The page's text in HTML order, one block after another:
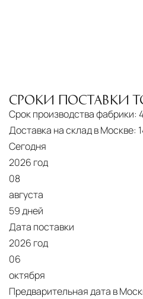
Условия доставки по
Для клиентов Москвы и
следующие услуги:
Доставка до адреса
товара от нашего
Профессиональная
квалифицированные
осуществляют
специального
Подъём на этажи
дверных блоков в
СРОКИ ПОСТАВКИ
Срок производства фабрики:
Доставка на склад в Москве:
Сегодня
2026 год
08
августа
59 дней
Дата поставки
2026 год
06
октября
Предварительная дата в